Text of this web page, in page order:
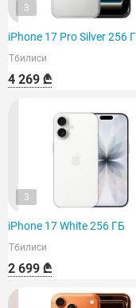
3
iPhone 17 Pro Silver 256
Тбилиси
4 269 ₾
3
iPhone 17 White 256 ГБ
Тбилиси
2 699 ₾